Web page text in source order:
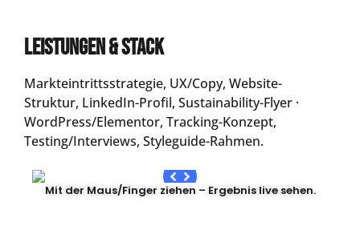
Leistungen & Stack
Markteintrittsstrategie, UX/Copy, Website-
Struktur, LinkedIn-Profil, Sustainability-Flyer ·
WordPress/Elementor, Tracking-Konzept,
Testing/Interviews, Styleguide-Rahmen.
Mit der Maus/Finger ziehen – Ergebnis live sehen.